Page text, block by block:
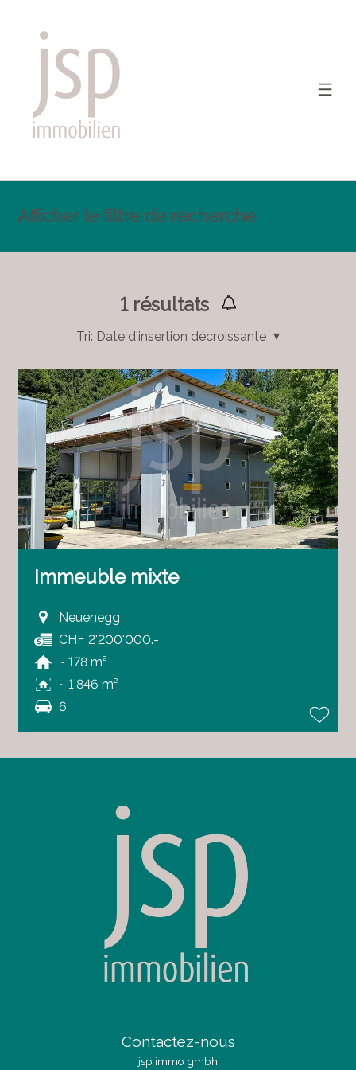
Afficher le filtre de recherche
1résultats
Tri: Date d'insertion décroissante
Immeuble mixte
Neuenegg
CHF 2'200'000.-
~ 178 m²
~ 1'846 m²
6
Contactez-nous
jsp immo gmbh